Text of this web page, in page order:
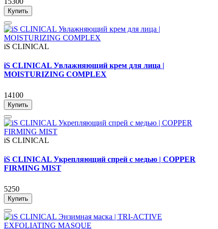
Купить
iS CLINICAL
iS CLINICAL Увлажняющий крем для лица |
MOISTURIZING COMPLEX
14100
Купить
iS CLINICAL
iS CLINICAL Укрепляющий спрей с медью | COPPER
FIRMING MIST
5250
Купить